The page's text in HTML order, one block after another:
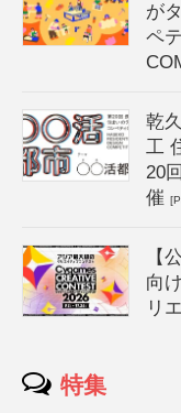
が
ペ
乾
工
20
催
【
向
リ
特集